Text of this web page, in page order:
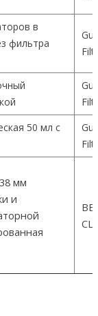
в
фильтра
50 мл с
мм
и